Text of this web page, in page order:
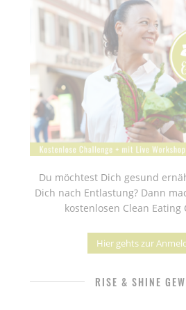
Du möchtest Dich gesund
Dich nach Entlastung? Dann
kostenlosen Clean Eating
Hier gehts zur
RISE & SHINE